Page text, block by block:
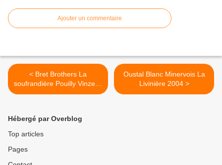
Ajouter un commentaire
< Bret Brothers La
soufrandière Pouilly Vinzelle
clos de grand père 2005
Oustal Blanc Minervois La
Livinière 2004 >
Hébergé par Overblog
Top articles
Pages